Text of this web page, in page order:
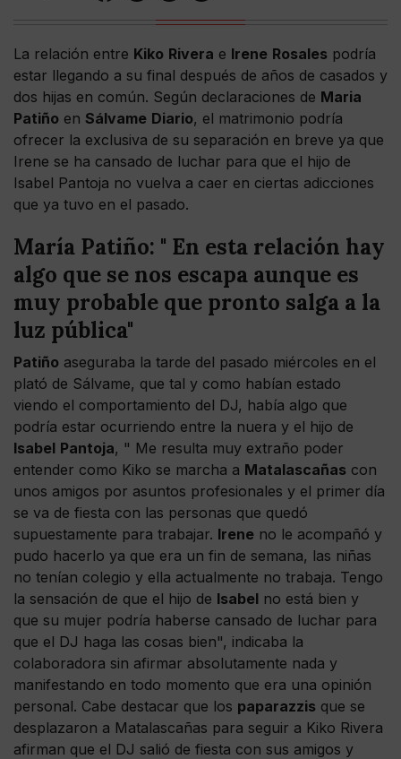
La relación entre Kiko Rivera e Irene Rosales podría
estar llegando a su final después de años de casados y
dos hijas en común. Según declaraciones de Maria
Patiño en Sálvame Diario, el matrimonio podría
ofrecer la exclusiva de su separación en breve ya que
Irene se ha cansado de luchar para que el hijo de
Isabel Pantoja no vuelva a caer en ciertas adicciones
que ya tuvo en el pasado.
María Patiño: " En esta relación hay
algo que se nos escapa aunque es
muy probable que pronto salga a la
luz pública"
Patiño aseguraba la tarde del pasado miércoles en el
plató de Sálvame, que tal y como habían estado
viendo el comportamiento del DJ, había algo que
podría estar ocurriendo entre la nuera y el hijo de
Isabel Pantoja, " Me resulta muy extraño poder
entender como Kiko se marcha a Matalascañas con
unos amigos por asuntos profesionales y el primer día
se va de fiesta con las personas que quedó
supuestamente para trabajar. Irene no le acompañó y
pudo hacerlo ya que era un fin de semana, las niñas
no tenían colegio y ella actualmente no trabaja. Tengo
la sensación de que el hijo de Isabel no está bien y
que su mujer podría haberse cansado de luchar para
que el DJ haga las cosas bien", indicaba la
colaboradora sin afirmar absolutamente nada y
manifestando en todo momento que era una opinión
personal. Cabe destacar que los paparazzis que se
desplazaron a Matalascañas para seguir a Kiko Rivera
afirman que el DJ salió de fiesta con sus amigos y